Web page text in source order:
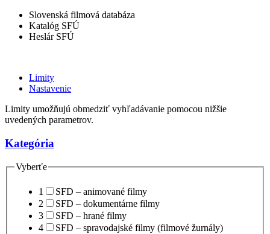
Slovenská filmová databáza
Katalóg SFÚ
Heslár SFÚ
Limity
Nastavenie
Limity umožňujú obmedziť vyhľadávanie pomocou nižšie
uvedených parametrov.
Kategória
Vyberťe
1
SFD – animované filmy
2
SFD – dokumentárne filmy
3
SFD – hrané filmy
4
SFD – spravodajské filmy (filmové žurnály)